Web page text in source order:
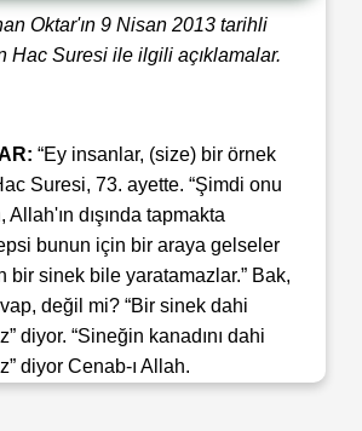
Oktar'ın 9 Nisan 2013 tarihli
Hac Suresi ile ilgili açıklamalar.
“Ey insanlar, (size) bir örnek
Suresi, 73. ayette. “Şimdi onu
dışında tapmakta
bunun için bir araya gelseler
bir sinek bile yaratamazlar.” Bak,
değil mi? “Bir sinek dahi
diyor. “Sineğin kanadını dahi
diyor Cenab-ı Allah.